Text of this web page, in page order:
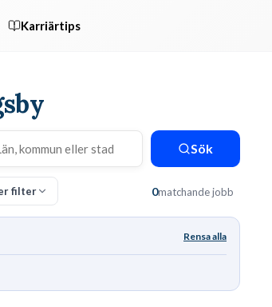
Karriärtips
Sök
filter 0matchande jobb
Rensa alla